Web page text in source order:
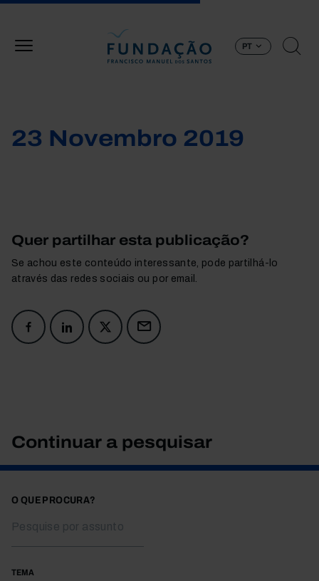
PT
23 Novembro 2019
Quer partilhar esta publicação?
Se achou este conteúdo interessante, pode partilhá-lo
através das redes sociais ou por email.
Continuar a pesquisar
O QUE PROCURA?
TEMA